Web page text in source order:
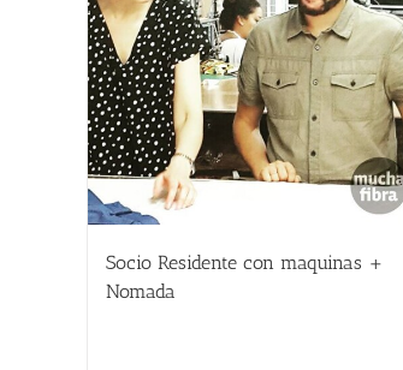
Socio Residente con maquinas +
Nomada